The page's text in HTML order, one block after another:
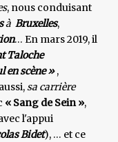
, nous conduisant
àBruxelles,
… En mars 2019, il
Taloche
en scène »,
sa carrière
« Sang de Sein »,
l'appui
Bidet), … et ce